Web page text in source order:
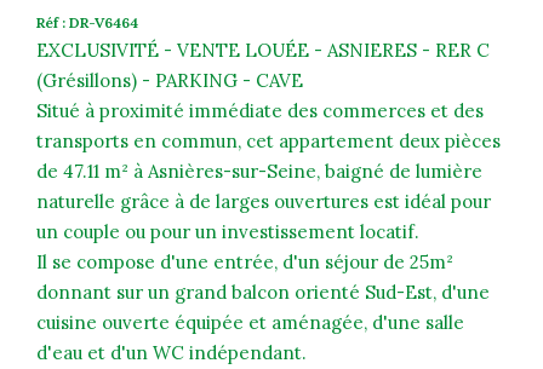
Réf : DR-V6464
EXCLUSIVITÉ - VENTE LOUÉE - ASNIERES - RER C
(Grésillons) - PARKING - CAVE
Situé à proximité immédiate des commerces et des
transports en commun, cet appartement deux pièces
de 47.11 m² à Asnières-sur-Seine, baigné de lumière
naturelle grâce à de larges ouvertures est idéal pour
un couple ou pour un investissement locatif.
Il se compose d'une entrée, d'un séjour de 25m²
donnant sur un grand balcon orienté Sud-Est, d'une
cuisine ouverte équipée et aménagée, d'une salle
d'eau et d'un WC indépendant.